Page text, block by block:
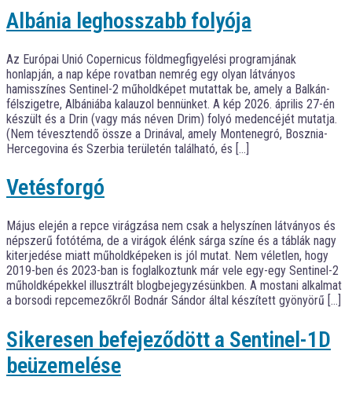
Albánia leghosszabb folyója
Az Európai Unió Copernicus földmegfigyelési programjának
honlapján, a nap képe rovatban nemrég egy olyan látványos
hamisszínes Sentinel-2 műholdképet mutattak be, amely a Balkán-
félszigetre, Albániába kalauzol bennünket. A kép 2026. április 27-én
készült és a Drin (vagy más néven Drim) folyó medencéjét mutatja.
(Nem tévesztendő össze a Drinával, amely Montenegró, Bosznia-
Hercegovina és Szerbia területén található, és […]
Vetésforgó
Május elején a repce virágzása nem csak a helyszínen látványos és
népszerű fotótéma, de a virágok élénk sárga színe és a táblák nagy
kiterjedése miatt műholdképeken is jól mutat. Nem véletlen, hogy
2019-ben és 2023-ban is foglalkoztunk már vele egy-egy Sentinel-2
műholdképekkel illusztrált blogbejegyzésünkben. A mostani alkalmat
a borsodi repcemezőkről Bodnár Sándor által készített gyönyörű […]
Sikeresen befejeződött a Sentinel-1D
beüzemelése